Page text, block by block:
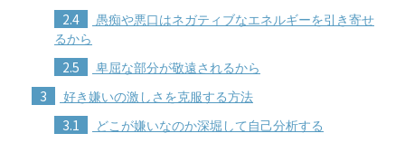
2.4
愚痴や悪口はネガティブなエネルギーを引き寄せ
るから
2.5 卑屈な部分が敬遠されるから
3 好き嫌いの激しさを克服する方法
3.1 どこが嫌いなのか深堀して自己分析する